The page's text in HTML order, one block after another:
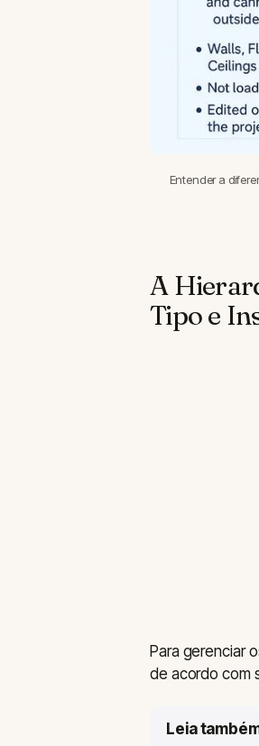
Entender a
A
Tipo e
Para gerenciar
de acordo com
Leia